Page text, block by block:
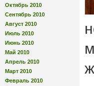
Октябрь 2010
Сентябрь 2010
Август 2010
Июль 2010
Июнь 2010
Май 2010
Апрель 2010
Март 2010
Февраль 2010